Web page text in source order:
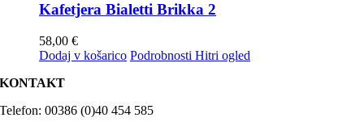
Kafetjera Bialetti Brikka 2
58,00 €
Dodaj v košarico Podrobnosti Hitri ogled
KONTAKT
Telefon: 00386 (0)40 454 585